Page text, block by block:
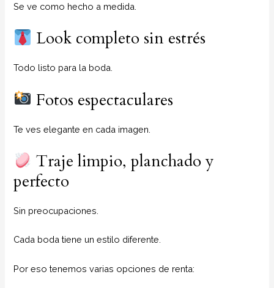
Se ve como hecho a medida.
Look completo sin estrés
Todo listo para la boda.
Fotos espectaculares
Te ves elegante en cada imagen.
Traje limpio, planchado y
perfecto
Sin preocupaciones.
Cada boda tiene un estilo diferente.
Por eso tenemos varias opciones de renta: